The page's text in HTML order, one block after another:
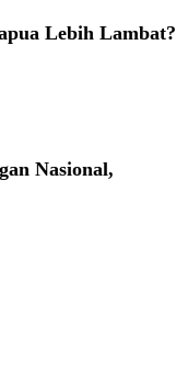
Lebih Lambat?